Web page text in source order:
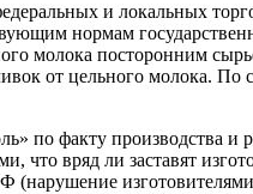
и локальных
нормам
молока посторонним
от цельного молока. По
по факту производства и
что вряд ли заставят